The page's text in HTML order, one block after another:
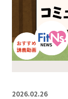
2026.02.26